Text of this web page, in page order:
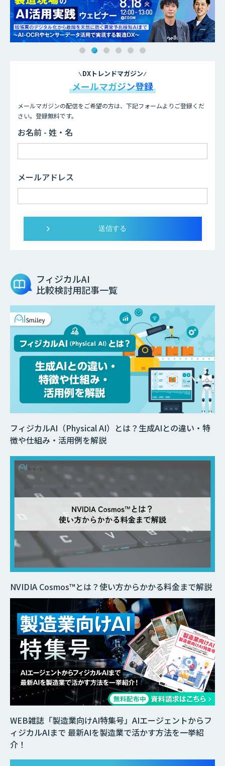
DXトレンドマガジン
メールマガジン登録
メールマガジンの配信をご希望の方は、下記フォームよりご登録くだ
さい。登録無料です。
お名前 - 姓・名
メールアドレス
フィジカルAI
比較検討用記事一覧
WEB雑誌「製造業向けAI特集号」AIエージェントからフ
ィジカルAIまで 最新AIを製造業で活かす方法を一挙紹
介！
NVIDIA Cosmos™とは？使い方からかかる料金まで解説
フィジカルAI（Physical AI）とは？生成AIとの違い・特
徴や仕組み・活用例を解説